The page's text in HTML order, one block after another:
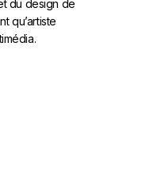
du design de
qu’artiste